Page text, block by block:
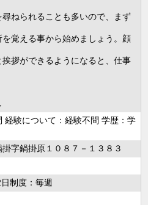
ねられることも多いので、まず
覚える事から始めましょう。顔
拶ができるようになると、仕事
経験について：経験不問 学歴：学
字鍋掛原１０８７－１３８３
制度：毎週